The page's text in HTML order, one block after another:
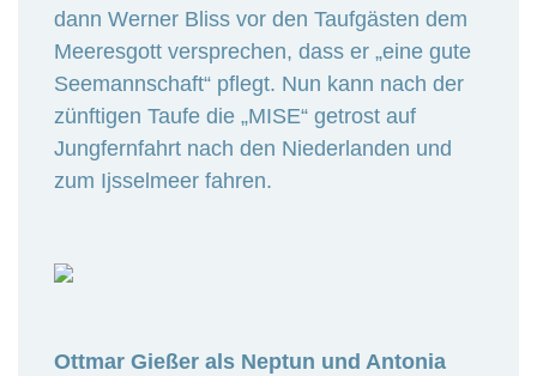
dann Werner Bliss vor den Taufgästen dem
Meeresgott versprechen, dass er „eine gute
Seemannschaft“ pflegt. Nun kann nach der
zünftigen Taufe die „MISE“ getrost auf
Jungfernfahrt nach den Niederlanden und
zum Ijsselmeer fahren.
Ottmar Gießer als Neptun und Antonia